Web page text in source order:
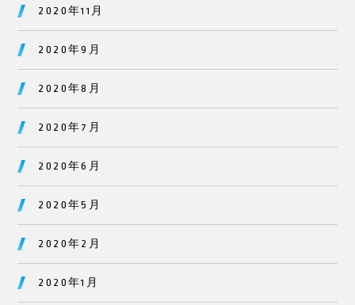
2020年11月
2020年9月
2020年8月
2020年7月
2020年6月
2020年5月
2020年2月
2020年1月